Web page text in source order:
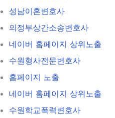
성남이혼변호사
의정부상간소송변호사
네이버 홈페이지 상위노출
수원형사전문변호사
홈페이지 노출
네이버 홈페이지 상위노출
수원학교폭력변호사